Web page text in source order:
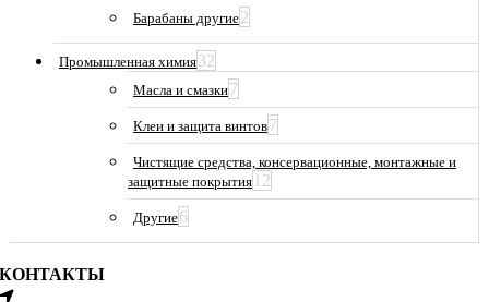
Барабаны другие2
Промышленная химия32
Масла и смазки7
Клеи и защита винтов7
Чистящие средства, консервационные, монтажные и
защитные покрытия 12
Другие6
КОНТАКТЫ